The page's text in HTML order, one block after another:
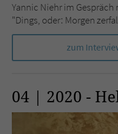
Yannic Niehr im
"Dings, oder: Morgen
zum
04 | 2020 -